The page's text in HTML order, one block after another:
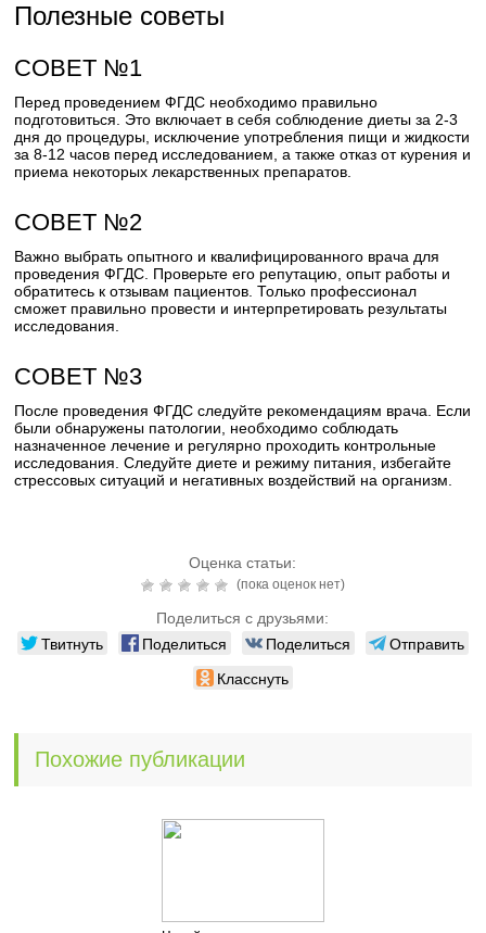
Полезные советы
СОВЕТ №1
Перед проведением ФГДС необходимо правильно
подготовиться. Это включает в себя соблюдение диеты за 2-3
дня до процедуры, исключение употребления пищи и жидкости
за 8-12 часов перед исследованием, а также отказ от курения и
приема некоторых лекарственных препаратов.
СОВЕТ №2
Важно выбрать опытного и квалифицированного врача для
проведения ФГДС. Проверьте его репутацию, опыт работы и
обратитесь к отзывам пациентов. Только профессионал
сможет правильно провести и интерпретировать результаты
исследования.
СОВЕТ №3
После проведения ФГДС следуйте рекомендациям врача. Если
были обнаружены патологии, необходимо соблюдать
назначенное лечение и регулярно проходить контрольные
исследования. Следуйте диете и режиму питания, избегайте
стрессовых ситуаций и негативных воздействий на организм.
Оценка статьи:
(пока оценок нет)
Поделиться с друзьями:
Твитнуть Поделиться Поделиться
Отправить
Класснуть
Похожие публикации